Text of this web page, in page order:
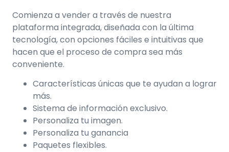
Comienza a vender a través de nuestra
plataforma integrada, diseñada con la última
tecnología, con opciones fáciles e intuitivas que
hacen que el proceso de compra sea más
conveniente.
Características únicas que te ayudan a lograr
más.
Sistema de información exclusivo.
Personaliza tu imagen.
Personaliza tu ganancia
Paquetes flexibles.